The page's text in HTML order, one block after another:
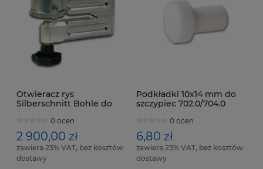
Otwieracz rys
Silberschnitt Bohle do
0 ocen
2 900,00 zł
zawiera 23% VAT, bez kosztów
dostawy
Podkładki 10x14 mm do
szczypiec 702.0/704.0
0 ocen
6,80 zł
zawiera 23% VAT, bez kosztów
dostawy